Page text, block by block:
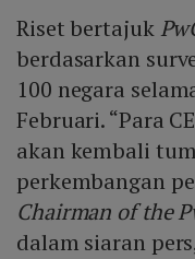
Riset bertajuk
berdasarkan
100 negara
Februari. “Para
akan kembali
perkembangan
Chairman of the
dalam siaran